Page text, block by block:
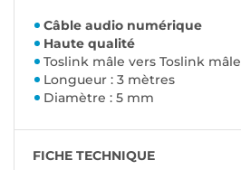
Câble audio numérique
Haute qualité
Toslink mâle vers Toslink mâle
Longueur : 3 mètres
Diamètre : 5 mm
FICHE TECHNIQUE